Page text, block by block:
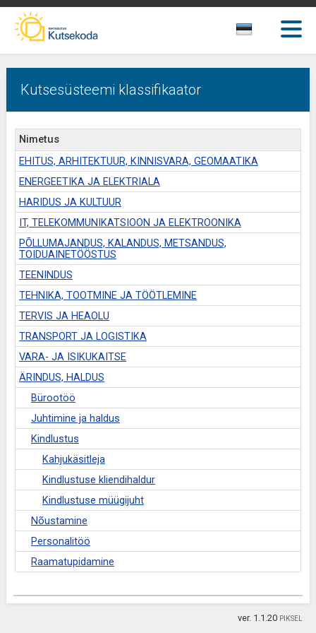
Kutsesüsteemi klassifikaator
Nimetus
EHITUS, ARHITEKTUUR, KINNISVARA, GEOMAATIKA
ENERGEETIKA JA ELEKTRIALA
HARIDUS JA KULTUUR
IT, TELEKOMMUNIKATSIOON JA ELEKTROONIKA
PÕLLUMAJANDUS, KALANDUS, METSANDUS,
TOIDUAINETÖÖSTUS
TEENINDUS
TEHNIKA, TOOTMINE JA TÖÖTLEMINE
TERVIS JA HEAOLU
TRANSPORT JA LOGISTIKA
VARA- JA ISIKUKAITSE
ÄRINDUS, HALDUS
Bürootöö
Juhtimine ja haldus
Kindlustus
Kahjukäsitleja
Kindlustuse kliendihaldur
Kindlustuse müügijuht
Nõustamine
Personalitöö
Raamatupidamine
ver. 1.1.20 PIKSEL